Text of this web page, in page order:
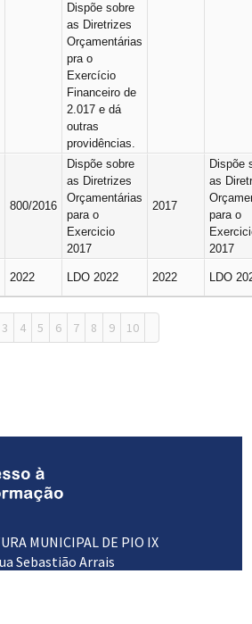
Dispõe sobre
as Diretrizes
Orçamentárias
pra o
Exercício
Financeiro de
2.017 e dá
outras
providências.
800/2016
Dispõe sobre
as Diretrizes
Orçamentárias
para o
Exercicio
2017
2017
Dispõe
as
para o
2017
2022 LDO 2022 2022 LDO
3 4 5 6 7 8 9 10
MUNICIPAL DE PIO IX
Sebastião Arrais